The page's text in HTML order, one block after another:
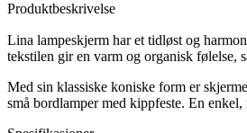
Produktbeskrivelse
Lina lampeskjerm har et tidløst og
tekstilen gir en varm og organisk følelse,
Med sin klassiske koniske form er
små bordlamper med kippfeste. En